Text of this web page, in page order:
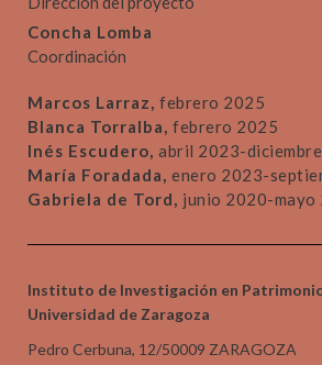
Concha Lomba
Coordinación
Marcos Larraz, febrero 2025
Blanca Torralba, febrero 2025
Inés Escudero, abril 2023-
María Foradada, enero 2023-
Gabriela de Tord, junio 2020-mayo
Instituto de Investigación en
Universidad de Zaragoza
Pedro Cerbuna, 12/50009 ZARAGOZA